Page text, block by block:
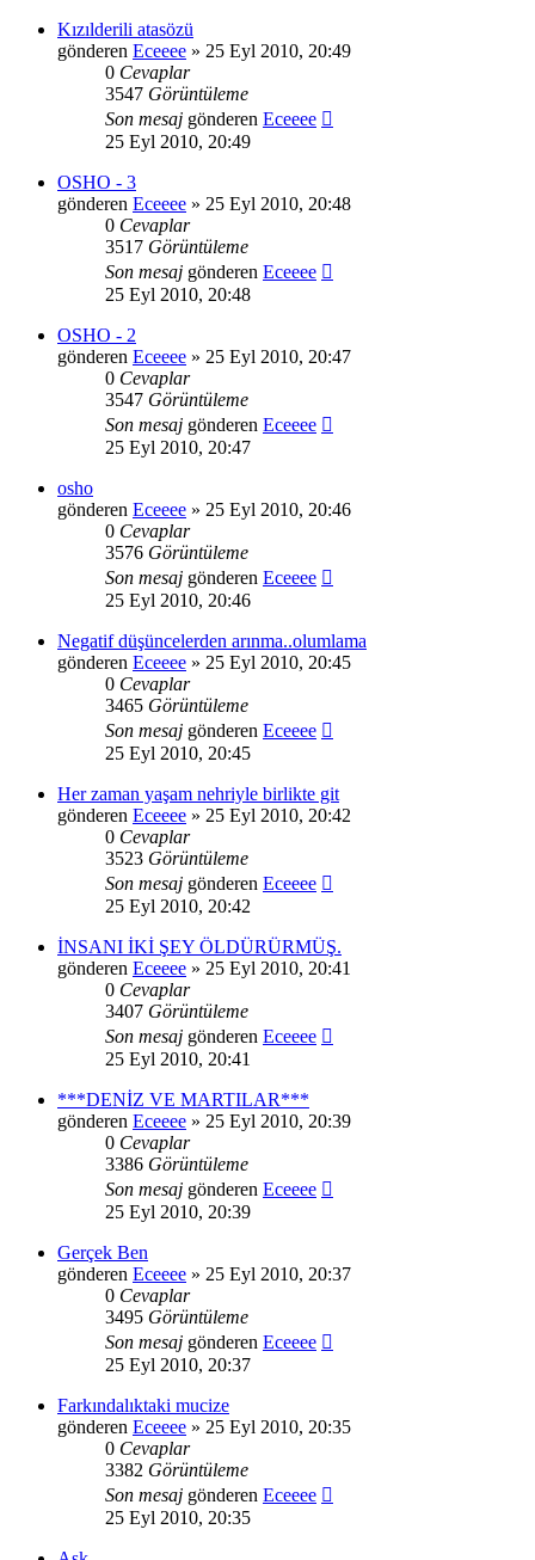
Kızılderili atasözü
gönderen Eceeee » 25 Eyl 2010, 20:49
0 Cevaplar
3547 Görüntüleme
Son mesaj gönderen Eceeee
25 Eyl 2010, 20:49
OSHO - 3
gönderen Eceeee » 25 Eyl 2010, 20:48
0 Cevaplar
3517 Görüntüleme
Son mesaj gönderen Eceeee
25 Eyl 2010, 20:48
OSHO - 2
gönderen Eceeee » 25 Eyl 2010, 20:47
0 Cevaplar
3547 Görüntüleme
Son mesaj gönderen Eceeee
25 Eyl 2010, 20:47
osho
gönderen Eceeee » 25 Eyl 2010, 20:46
0 Cevaplar
3576 Görüntüleme
Son mesaj gönderen Eceeee
25 Eyl 2010, 20:46
Negatif düşüncelerden arınma..olumlama
gönderen Eceeee » 25 Eyl 2010, 20:45
0 Cevaplar
3465 Görüntüleme
Son mesaj gönderen Eceeee
25 Eyl 2010, 20:45
Her zaman yaşam nehriyle birlikte git
gönderen Eceeee » 25 Eyl 2010, 20:42
0 Cevaplar
3523 Görüntüleme
Son mesaj gönderen Eceeee
25 Eyl 2010, 20:42
İNSANI İKİ ŞEY ÖLDÜRÜRMÜŞ.
gönderen Eceeee » 25 Eyl 2010, 20:41
0 Cevaplar
3407 Görüntüleme
Son mesaj gönderen Eceeee
25 Eyl 2010, 20:41
***DENİZ VE MARTILAR***
gönderen Eceeee » 25 Eyl 2010, 20:39
0 Cevaplar
3386 Görüntüleme
Son mesaj gönderen Eceeee
25 Eyl 2010, 20:39
Gerçek Ben
gönderen Eceeee » 25 Eyl 2010, 20:37
0 Cevaplar
3495 Görüntüleme
Son mesaj gönderen Eceeee
25 Eyl 2010, 20:37
Farkındalıktaki mucize
gönderen Eceeee » 25 Eyl 2010, 20:35
0 Cevaplar
3382 Görüntüleme
Son mesaj gönderen Eceeee
25 Eyl 2010, 20:35